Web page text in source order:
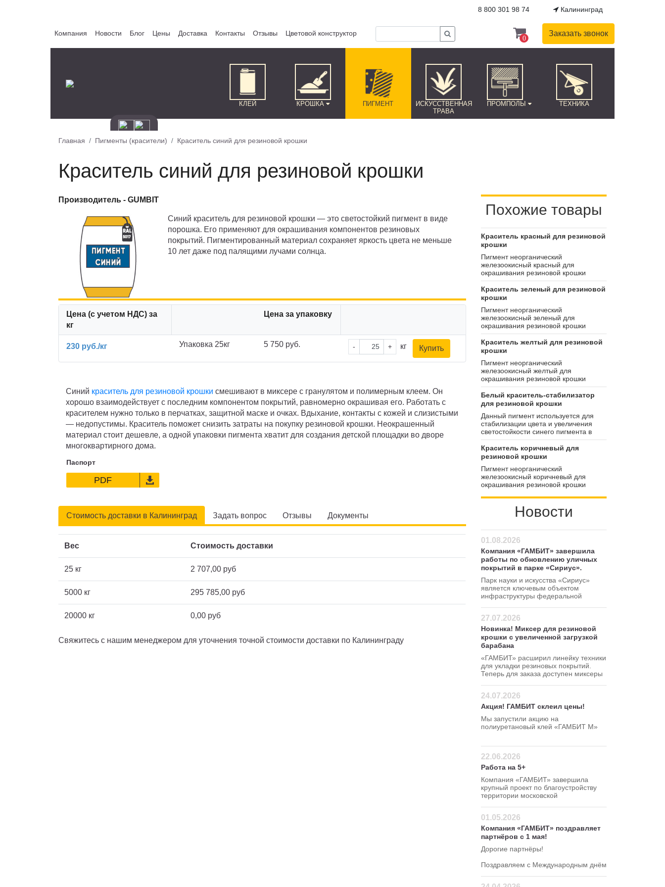
8 800 301 98 74 Калининград
Компания Новости Блог Цены Доставка Контакты Отзывы Цветовой конструктор
0
Заказать звонок
КЛЕЙ КРОШКА ПИГМЕНТ
ИСКУССТВЕННАЯ
ТРАВА
ПРОМПОЛЫ ТЕХНИКА
Главная Пигменты (красители) Краситель синий для резиновой крошки
Краситель синий для резиновой крошки
Производитель - GUMBIT
Синий краситель для резиновой крошки — это светостойкий пигмент в виде
порошка. Его применяют для окрашивания компонентов резиновых
покрытий. Пигментированный материал сохраняет яркость цвета не меньше
10 лет даже под палящими лучами солнца.
Цена (с учетом НДС) за
кг
Цена за упаковку
230 руб./кг Упаковка 25кг 5 750 руб. - + кг Купить
Синий краситель для резиновой крошки смешивают в миксере с гранулятом и полимерным клеем. Он
хорошо взаимодействует с последним компонентом покрытий, равномерно окрашивая его. Работать с
красителем нужно только в перчатках, защитной маске и очках. Вдыхание, контакты с кожей и слизистыми
— недопустимы. Краситель поможет снизить затраты на покупку резиновой крошки. Неокрашенный
материал стоит дешевле, а одной упаковки пигмента хватит для создания детской площадки во дворе
многоквартирного дома.
Паспорт
PDF
Стоимость доставки в Калининград
Вес Стоимость доставки
25 кг 2 707,00 руб
5000 кг 295 785,00 руб
20000 кг 0,00 руб
Свяжитесь с нашим менеджером для уточнения точной стоимости доставки по Калининграду
Задать вопрос Отзывы Документы
Похожие товары
Краситель красный для резиновой
крошки
Пигмент неорганический
железоокисный красный для
окрашивания резиновой крошки
Краситель зеленый для резиновой
крошки
Пигмент неорганический
железоокисный зеленый для
окрашивания резиновой крошки
Краситель желтый для резиновой
крошки
Пигмент неорганический
железоокисный желтый для
окрашивания резиновой крошки
Белый краситель-стабилизатор
для резиновой крошки
Данный пигмент используется для
стабилизации цвета и увеличения
светостойкости синего пигмента в
резиновых покрытиях. Также данный
пигмент может использоваться для
расширения цветовой гаммы
Краситель коричневый для
резиновой крошки
Пигмент неорганический
железоокисный коричневый для
окрашивания резиновой крошки
Новости
01.08.2026
Компания «ГАМБИТ» завершила
работы по обновлению уличных
покрытий в парке «Сириус».
Парк науки и искусства «Сириус»
является ключевым объектом
инфраструктуры федеральной
27.07.2026
Новинка! Миксер для резиновой
крошки с увеличенной загрузкой
барабана
«ГАМБИТ» расширил линейку техники
для укладки резиновых покрытий.
Теперь для заказа доступен миксеры
24.07.2026
Акция! ГАМБИТ склеил цены!
Мы запустили акцию на
полиуретановый клей «ГАМБИТ М»
22.06.2026
Работа на 5+
Компания «ГАМБИТ» завершила
крупный проект по благоустройству
территории московской
01.05.2026
Компания «ГАМБИТ» поздравляет
партнёров с 1 мая!
Дорогие партнёры!
Поздравляем с Международным днём